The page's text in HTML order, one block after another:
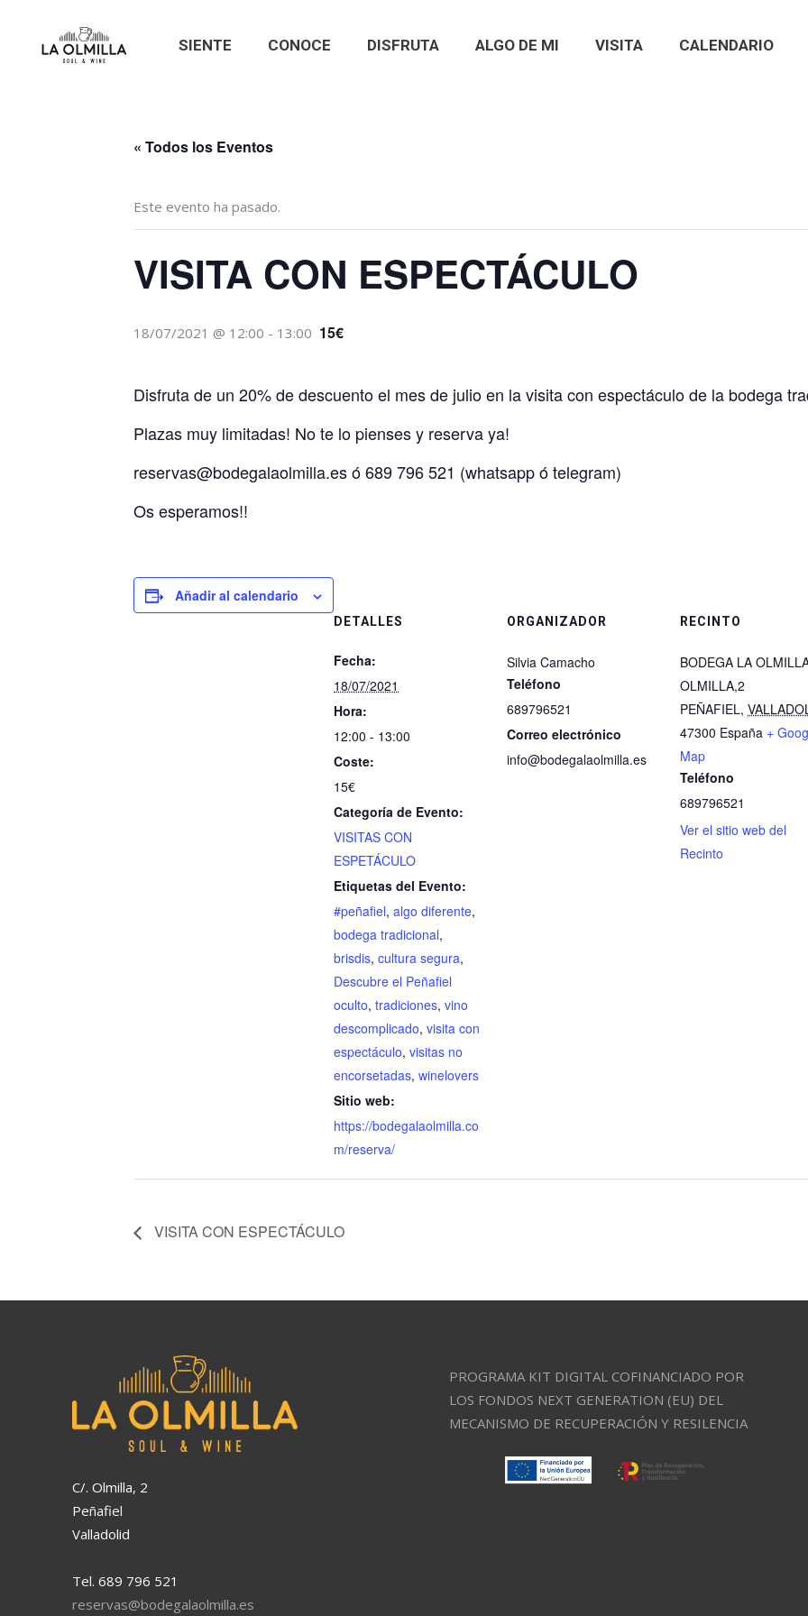
SIENTE CONOCE DISFRUTA ALGO DE MI VISITA CALENDARIO
« Todos los Eventos
Este evento ha pasado.
VISITA CON ESPECTÁCULO
18/07/2021 @ 12:00 - 13:00 15€
Disfruta de un 20% de descuento el mes de julio en la visita con espectáculo de la bodega
Plazas muy limitadas! No te lo pienses y reserva ya!
reservas@bodegalaolmilla.es ó 689 796 521 (whatsapp ó telegram)
Os esperamos!!
Añadir al calendario
DETALLES
Fecha:
18/07/2021
Hora:
12:00 - 13:00
Coste:
15€
Categoría de Evento:
VISITAS CON
ESPETÁCULO
Etiquetas del Evento:
#peñafiel, algo diferente,
bodega tradicional,
brisdis, cultura segura,
Descubre el Peñafiel
oculto, tradiciones, vino
descomplicado, visita con
espectáculo, visitas no
encorsetadas, winelovers
Sitio web:
https://bodegalaolmilla.co
m/reserva/
ORGANIZADOR
Silvia Camacho
Teléfono
689796521
Correo electrónico
info@bodegalaolmilla.es
RECINTO
BODEGA LA
OLMILLA,2
PEÑAFIEL,
47300 España +
Map
Teléfono
689796521
Ver el sitio web del
Recinto
VISITA CON ESPECTÁCULO
C/. Olmilla, 2
Peñafiel
Valladolid
Tel. 689 796 521
reservas@bodegalaolmilla.es
PROGRAMA KIT DIGITAL COFINANCIADO POR
LOS FONDOS NEXT GENERATION (EU) DEL
MECANISMO DE RECUPERACIÓN Y RESILENCIA